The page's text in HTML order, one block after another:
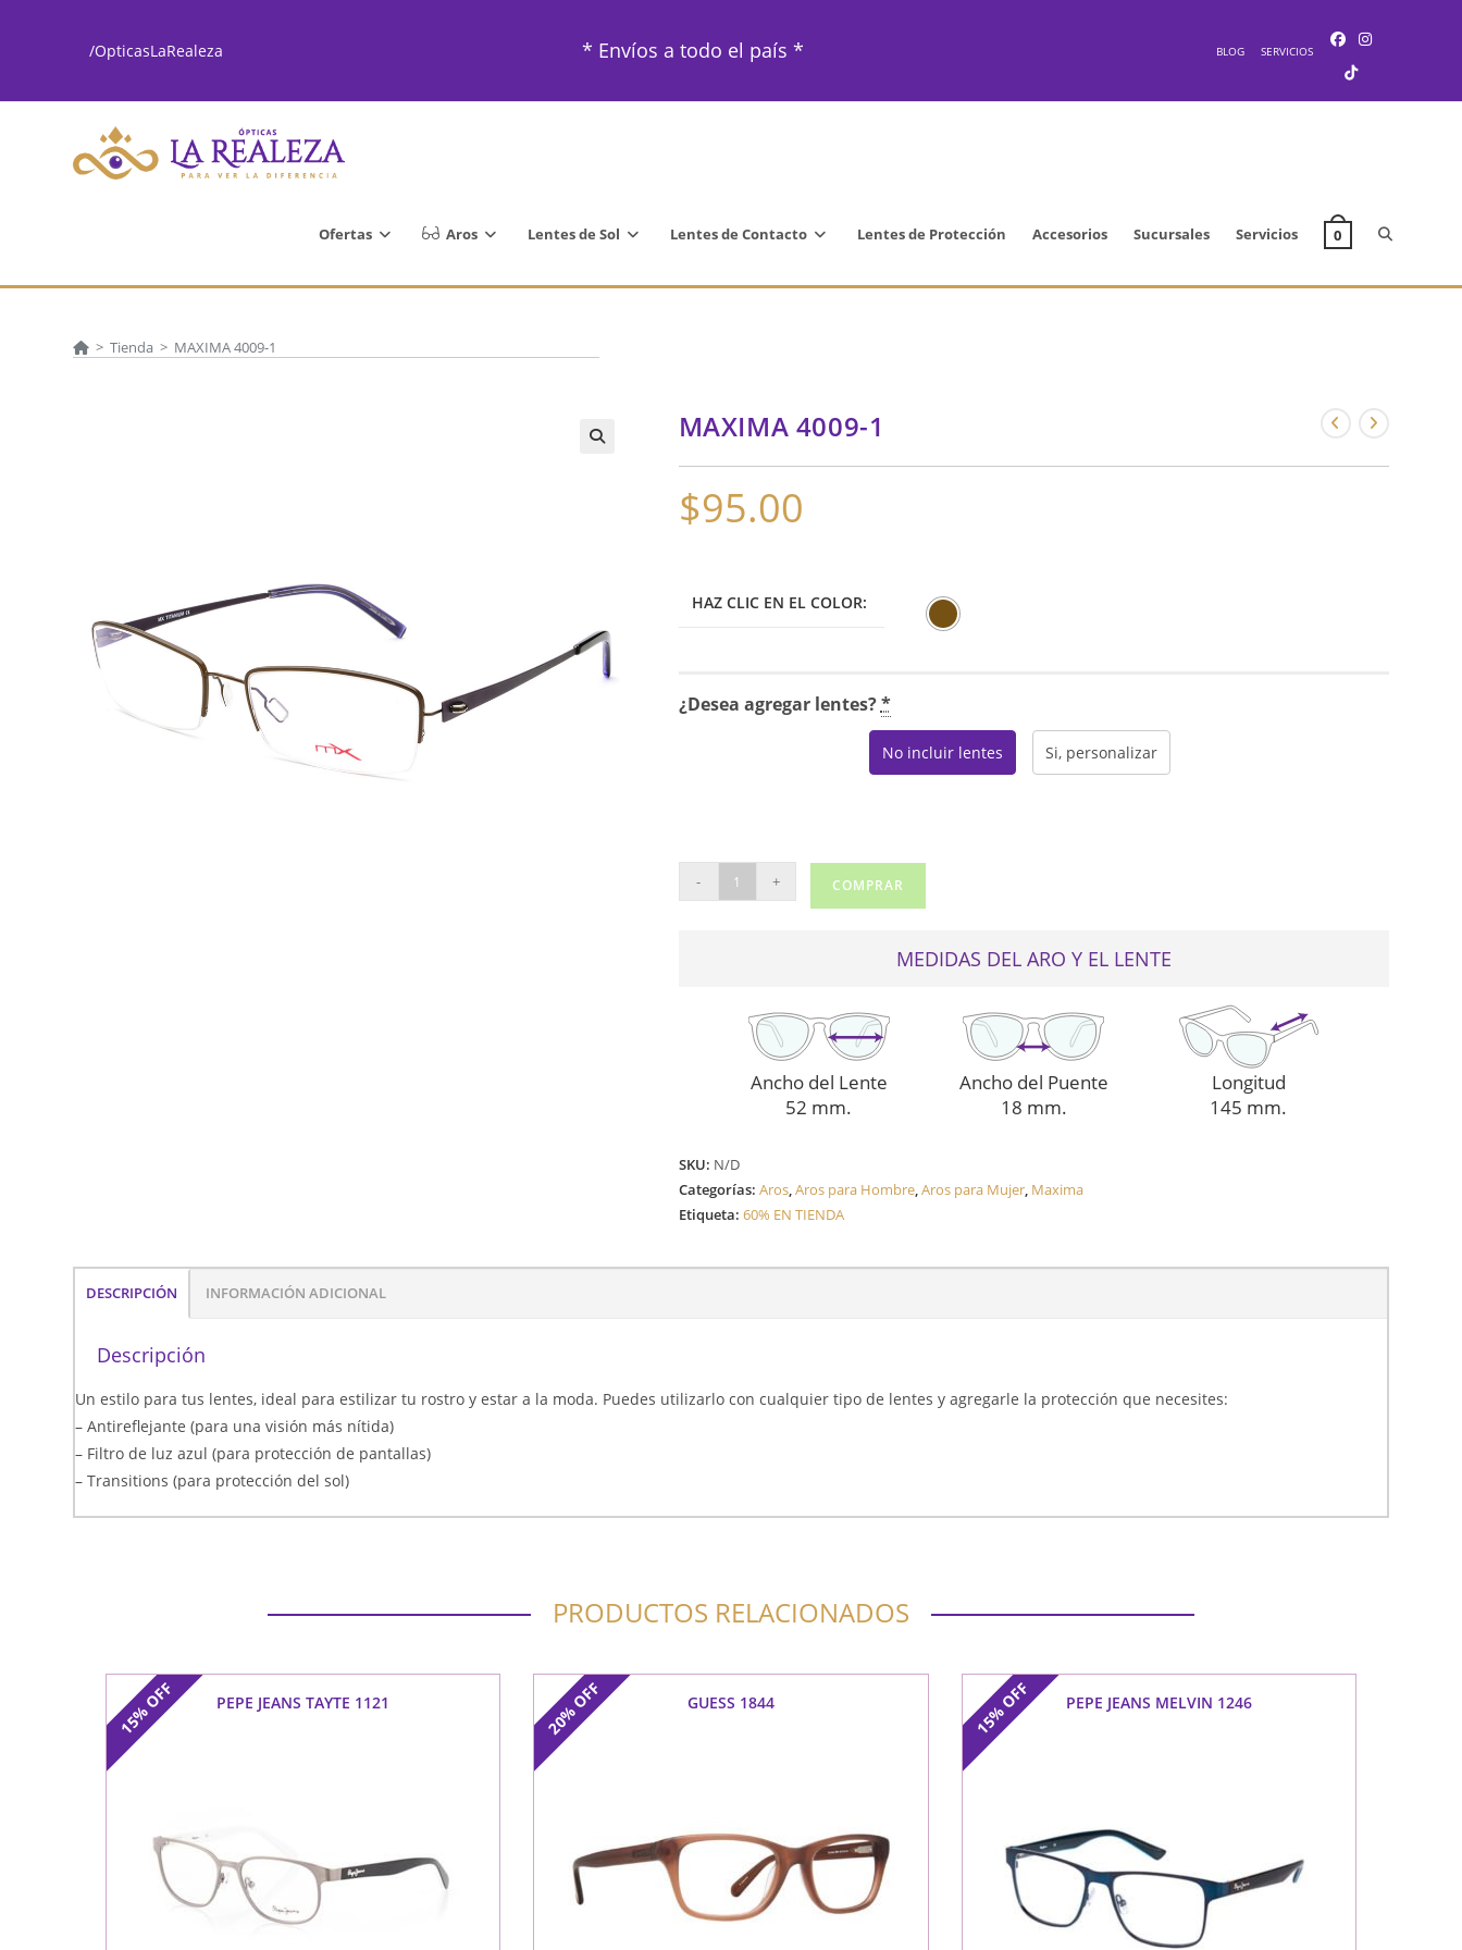
/OpticasLaRealeza * Envíos a todo el país * BLOG SERVICIOS
Ofertas Aros Lentes de Sol Lentes de Contacto Lentes de Protección Accesorios Sucursales Servicios 0 Alternar
la
> Tienda > MAXIMA 4009-1
MAXIMA 4009-1
$95.00
HAZ CLIC EN EL COLOR:
¿Desea agregar lentes?*
No incluir lentes Si, personalizar
MAXIMA
4009-
- + COMPRAR
MEDIDAS DEL ARO Y EL LENTE
Ancho del Lente
52 mm.
Ancho del Puente
18 mm.
Longitud
145 mm.
SKU: N/D
Categorías: Aros,Aros para Hombre,Aros para Mujer, Maxima
Etiqueta: 60% EN TIENDA
DESCRIPCIÓN INFORMACIÓN ADICIONAL
Descripción
Un estilo para tus lentes, ideal para estilizar tu rostro y estar a la moda. Puedes utilizarlo con cualquier tipo de lentes y agregarle la protección que necesites:
– Antireflejante (para una visión más nítida)
– Filtro de luz azul (para protección de pantallas)
– Transitions (para protección del sol)
PRODUCTOS RELACIONADOS
15%
OFF PEPE JEANS TAYTE 1121 20%
OFF GUESS 1844 15%
OFF PEPE JEANS MELVIN 1246